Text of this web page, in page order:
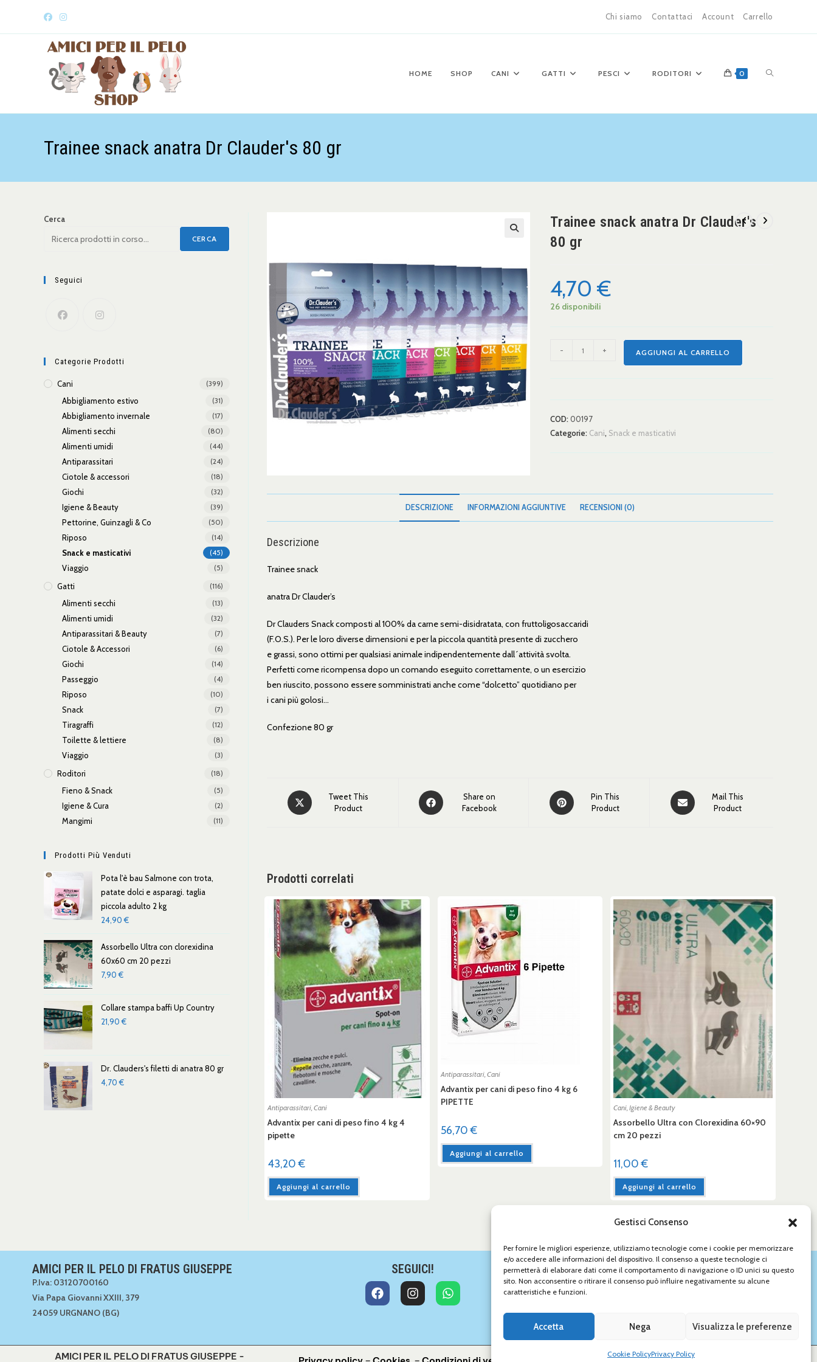
Gestisci Consenso
Per fornire le migliori esperienze, utilizziamo tecnologie come i cookie per memorizzare
e/o accedere alle informazioni del dispositivo. Il consenso a queste tecnologie ci
permetterà di elaborare dati come il comportamento di navigazione o ID unici su questo
sito. Non acconsentire o ritirare il consenso può influire negativamente su alcune
caratteristiche e funzioni.
Accetta Nega Visualizza le preferenze
Cookie PolicyPrivacy Policy
Chi siamo Contattaci Account Carrello
HOME SHOP CANI GATTI PESCI RODITORI 0
Trainee snack anatra Dr Clauder's 80 gr
Trainee snack anatra Dr Clauder's
80 gr
4,70€
26 disponibili
- + AGGIUNGI AL CARRELLO
COD:00197
Categorie: Cani, Snack e masticativi
DESCRIZIONE INFORMAZIONI AGGIUNTIVE RECENSIONI (0)
Descrizione
Trainee snack
anatra Dr Clauder’s
Dr Clauders Snack composti al 100% da carne semi-disidratata, con fruttoligosaccaridi
(F.O.S.). Per le loro diverse dimensioni e per la piccola quantità presente di zucchero
e grassi, sono ottimi per qualsiasi animale indipendentemente dall´attività svolta.
Perfetti come ricompensa dopo un comando eseguito correttamente, o un esercizio
ben riuscito, possono essere somministrati anche come “dolcetto” quotidiano per
i cani più golosi…
Confezione 80 gr
Tweet This
Product
Share on
Facebook
Pin This
Product
Mail This
Product
Prodotti correlati
Antiparassitari,Cani
Advantix per cani di peso fino 4 kg 4
pipette
43,20€
Aggiungi al carrello
Antiparassitari,Cani
Advantix per cani di peso fino 4 kg 6
PIPETTE
56,70€
Aggiungi al carrello
Cani,Igiene & Beauty
Assorbello Ultra con Clorexidina 60×90
cm 20 pezzi
11,00€
Aggiungi al carrello
Cerca
CERCA
Seguici
Categorie Prodotti
Cani (399)
Abbigliamento estivo (31)
Abbigliamento invernale (17)
Alimenti secchi (80)
Alimenti umidi (44)
Antiparassitari (24)
Ciotole & accessori (18)
Giochi (32)
Igiene & Beauty (39)
Pettorine, Guinzagli & Co (50)
Riposo (14)
Snack e masticativi (45)
Viaggio (5)
Gatti (116)
Alimenti secchi (13)
Alimenti umidi (32)
Antiparassitari & Beauty (7)
Ciotole & Accessori (6)
Giochi (14)
Passeggio (4)
Riposo (10)
Snack (7)
Tiragraffi (12)
Toilette & lettiere (8)
Viaggio (3)
Roditori (18)
Fieno & Snack (5)
Igiene & Cura (2)
Mangimi (11)
Prodotti Più Venduti
Pota l'è bau Salmone con trota,
patate dolci e asparagi. taglia
piccola adulto 2 kg
24,90€
Assorbello Ultra con clorexidina
60x60 cm 20 pezzi
7,90€
Collare stampa baffi Up Country
21,90€
Dr. Clauders's filetti di anatra 80 gr
4,70€
AMICI PER IL PELO DI FRATUS GIUSEPPE
P.Iva: 03120700160
Via Papa Giovanni XXIII, 379
24059 URGNANO (BG)
SEGUICI! CONTATTACI!
035 891549
AMICI PER IL PELO DI FRATUS GIUSEPPE -